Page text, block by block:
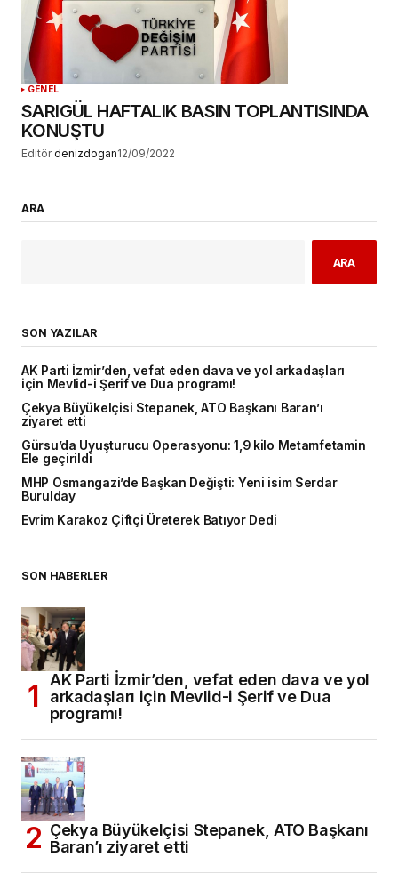
GENEL
SARIGÜL HAFTALIK BASIN TOPLANTISINDA
KONUŞTU
Editör denizdogan12/09/2022
ARA
ARA
SON YAZILAR
AK Parti İzmir’den, vefat eden dava ve yol arkadaşları
için Mevlid-i Şerif ve Dua programı!
Çekya Büyükelçisi Stepanek, ATO Başkanı Baran’ı
ziyaret etti
Gürsu’da Uyuşturucu Operasyonu: 1,9 kilo Metamfetamin
Ele geçirildi
MHP Osmangazi’de Başkan Değişti: Yeni isim Serdar
Burulday
Evrim Karakoz Çiftçi Üreterek Batıyor Dedi
SON HABERLER
AK Parti İzmir’den, vefat eden dava ve yol
arkadaşları için Mevlid-i Şerif ve Dua
programı!
Çekya Büyükelçisi Stepanek, ATO Başkanı
Baran’ı ziyaret etti